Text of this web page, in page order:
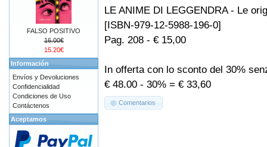
LE ANIME DI LEGGENDRA - Le
[ISBN-979-12-5988-196-0]
Pag. 208 - € 15,00
In offerta con lo sconto del 30%
€ 48.00 - 30% = € 33,60
Comentarios
FALSO POSITIVO
16.00€
15.20€
Información
Envíos y Devoluciones
Confidencialidad
Condiciones de Uso
Contáctenos
Aceptamos